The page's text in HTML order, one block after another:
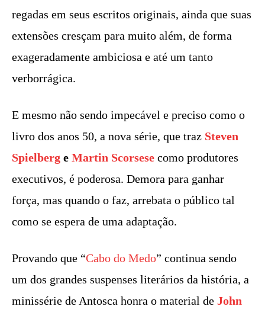
regadas em seus escritos originais, ainda que suas
extensões cresçam para muito além, de forma
exageradamente ambiciosa e até um tanto
verborrágica.
E mesmo não sendo impecável e preciso como o
livro dos anos 50, a nova série, que traz Steven
Spielberg e Martin Scorsese como produtores
executivos, é poderosa. Demora para ganhar
força, mas quando o faz, arrebata o público tal
como se espera de uma adaptação.
Provando que “Cabo do Medo” continua sendo
um dos grandes suspenses literários da história, a
minissérie de Antosca honra o material de John